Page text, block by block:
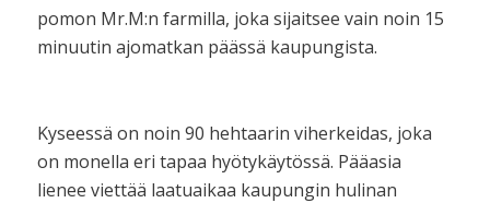
pomon Mr.M:n farmilla, joka sijaitsee vain noin 15
minuutin ajomatkan päässä kaupungista.
Kyseessä on noin 90 hehtaarin viherkeidas, joka
on monella eri tapaa hyötykäytössä. Pääasia
lienee viettää laatuaikaa kaupungin hulinan